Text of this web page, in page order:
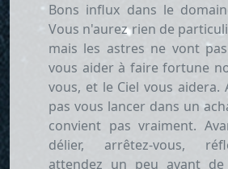
Bons influx dans le
Vous n'aurez rien de
mais les astres ne vont
vous aider à faire fortune
vous, et le Ciel vous aidera.
pas vous lancer dans un
convient pas vraiment.
délier, arrêtez-vous,
attendez un peu avant